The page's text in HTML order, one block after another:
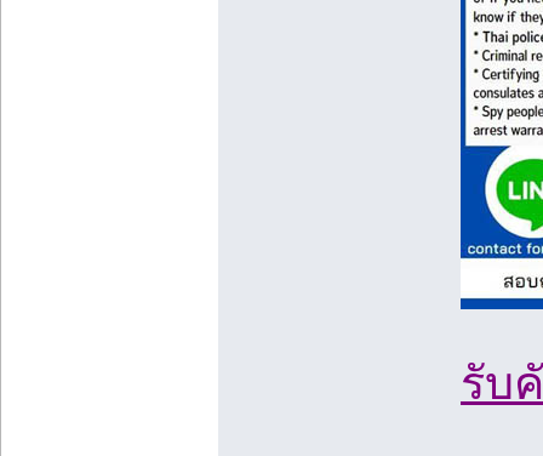
รับ